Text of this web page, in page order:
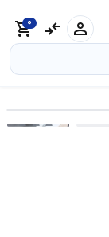
person
compare_arrows
shopping_cart
0
•••